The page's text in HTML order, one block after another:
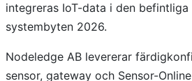
integreras IoT-data i den
systembyten 2026.
Nodeledge AB levererar
sensor, gateway och Sensor-